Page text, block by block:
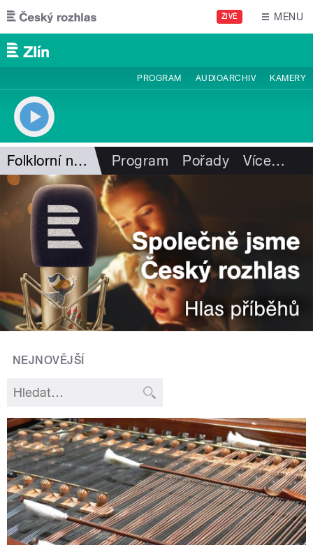
Přejít k hlavnímu obsahu
ŽIVĚ MENU
PROGRAM AUDIOARCHIV KAMERY
Folklorní notování Program Pořady Více…
NEJNOVĚJŠÍ